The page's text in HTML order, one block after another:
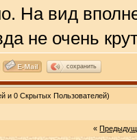
На вид
не очень
сохранить
и 0 Скрытых Пользователей)
«